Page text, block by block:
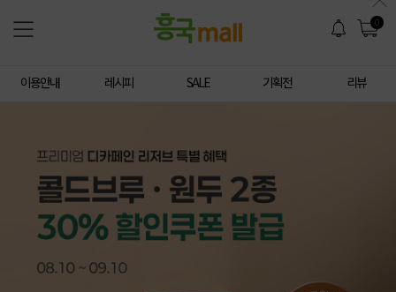
0
이용안내 레시피 SALE 기획전 리뷰